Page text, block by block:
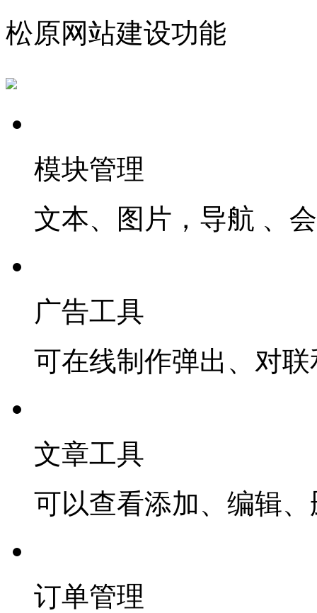
松原网站建设功能
模块管理
文本、图片，导航 、
广告工具
可在线制作弹出、对
文章工具
可以查看添加、编辑
订单管理